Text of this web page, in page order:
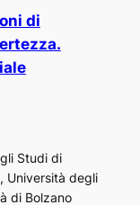
di
Studi di
Università degli
di Bolzano